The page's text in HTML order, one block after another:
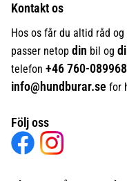
Kontakt os
Hos os får du altid råd
passer netop din bil og
telefon +46760-089968
info@hundburar.se for
Följ oss